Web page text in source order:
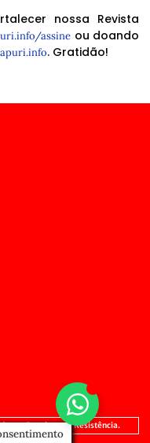
nossa Revista
assine ou doando
. Gratidão!
Popular e de Resistência.